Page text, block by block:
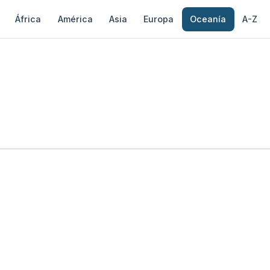
África América Asia Europa Oceanía A-Z